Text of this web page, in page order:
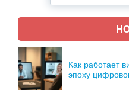
Как работает
эпоху